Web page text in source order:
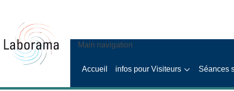
Main navigation
Accueil infos pour Visiteurs Séances